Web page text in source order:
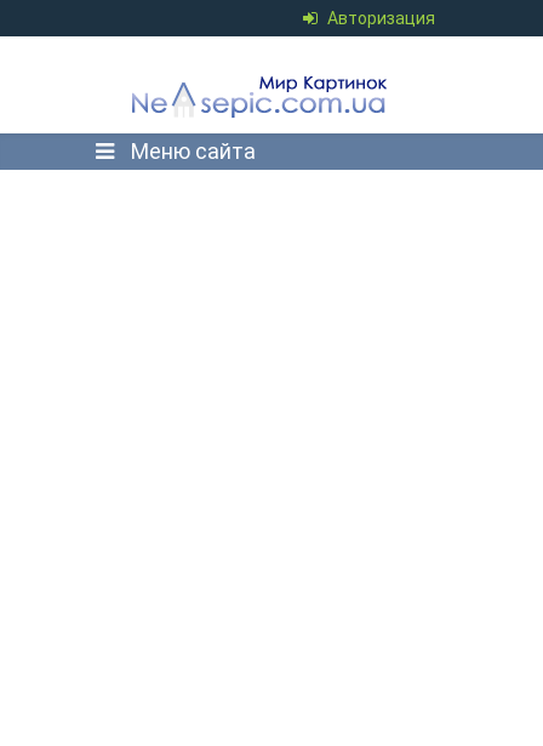
Авторизация
Меню сайта